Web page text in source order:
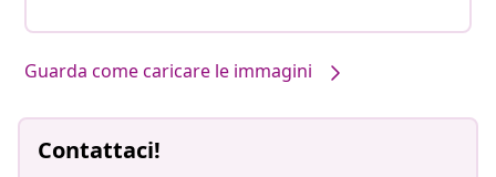
Guarda come caricare le immagini
Contattaci!